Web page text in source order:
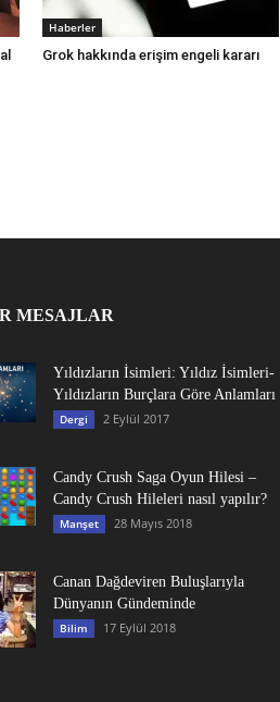
Haberler
Grok hakkında erişim engeli kararı
MESAJLAR
Yıldızların İsimleri: Yıldız İsimleri-
Yıldızların Burçlara Göre Anlamları
Dergi 2 Eylül 2017
Candy Crush Saga Oyun Hilesi –
Candy Crush Hileleri nasıl yapılır?
Manşet 28 Mayıs 2018
Canan Dağdeviren Buluşlarıyla
Dünyanın Gündeminde
Bilim 17 Eylül 2018